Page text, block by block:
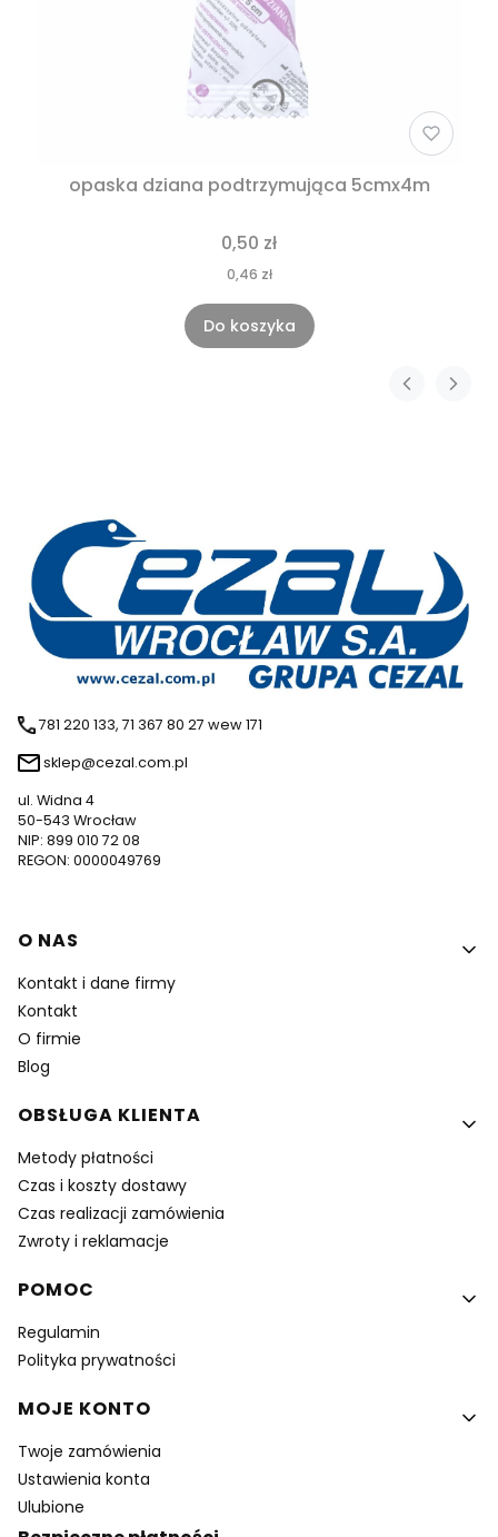
opaska dziana podtrzymująca 5cmx4m
0,50 zł
0,46 zł
Do koszyka
781 220 133, 71 367 80 27 wew 171
sklep@cezal.com.pl
ul. Widna 4
50-543 Wrocław
NIP: 899 010 72 08
REGON: 0000049769
Linki w stopce
O NAS
Kontakt i dane firmy
Kontakt
O firmie
Blog
OBSŁUGA KLIENTA
Metody płatności
Czas i koszty dostawy
Czas realizacji zamówienia
Zwroty i reklamacje
POMOC
Regulamin
Polityka prywatności
MOJE KONTO
Twoje zamówienia
Ustawienia konta
Ulubione